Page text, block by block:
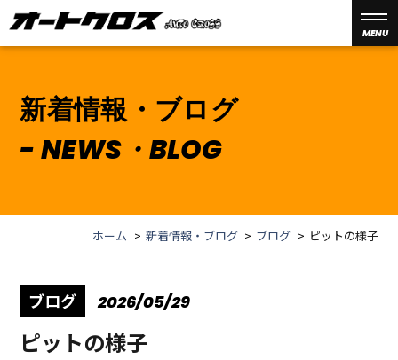
MENU
新着情報・ブログ
NEWS・BLOG
ホーム 新着情報・ブログ ブログ ピットの様子
ブログ 2026/05/29
ピットの様子